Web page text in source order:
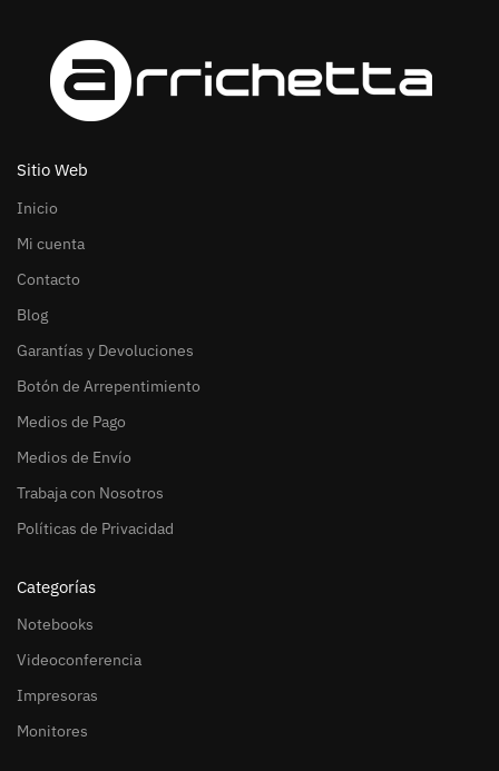
Sitio Web
Inicio
Mi cuenta
Contacto
Blog
Garantías y Devoluciones
Botón de Arrepentimiento
Medios de Pago
Medios de Envío
Trabaja con Nosotros
Políticas de Privacidad
Categorías
Notebooks
Videoconferencia
Impresoras
Monitores